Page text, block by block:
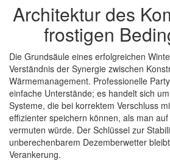
Architektur des
frostigen
Die Grundsäule eines erfolgreichen
Verständnis der Synergie zwischen
Wärmemanagement. Professionelle
einfache Unterstände; es handelt sich
Systeme, die bei korrektem Verschluss
effizienter speichern können, als man
vermuten würde. Der Schlüssel zur
unberechenbarem Dezemberwetter
Verankerung.